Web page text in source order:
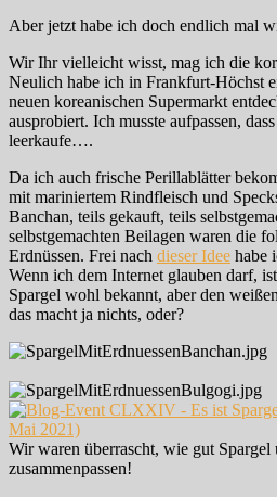
Aber jetzt habe ich doch endlich mal
Wir Ihr vielleicht wisst, mag ich die
Neulich habe ich in Frankfurt-Höchst
neuen koreanischen Supermarkt
ausprobiert. Ich musste aufpassen,
leerkaufe….
Da ich auch frische Perillablätter
mit mariniertem Rindfleisch und
Banchan, teils gekauft, teils
selbstgemachten Beilagen waren die
Erdnüssen. Frei nach dieser Idee habe
Wenn ich dem Internet glauben darf,
Spargel wohl bekannt, aber den
das macht ja nichts, oder?
Wir waren überrascht, wie gut Spargel
zusammenpassen!